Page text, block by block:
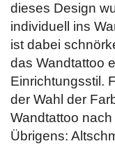
dieses Design
individuell ins
ist dabei
das Wandtattoo
Einrichtungsstil.
der Wahl der
Wandtattoo
Übrigens: